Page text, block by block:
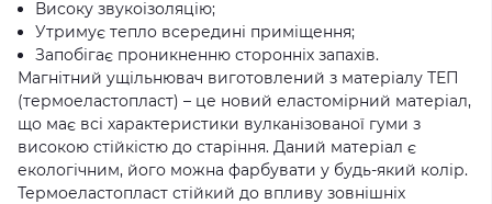
Високу звукоізоляцію;
Утримує тепло всередині приміщення;
Запобігає проникненню сторонніх запахів.
Магнітний ущільнювач виготовлений з матеріалу ТЕП
(термоеластопласт) – це новий еластомірний матеріал,
що має всі характеристики вулканізованої гуми з
високою стійкістю до старіння. Даний матеріал є
екологічним, його можна фарбувати у будь-який колір.
Термоеластопласт стійкий до впливу зовнішніх